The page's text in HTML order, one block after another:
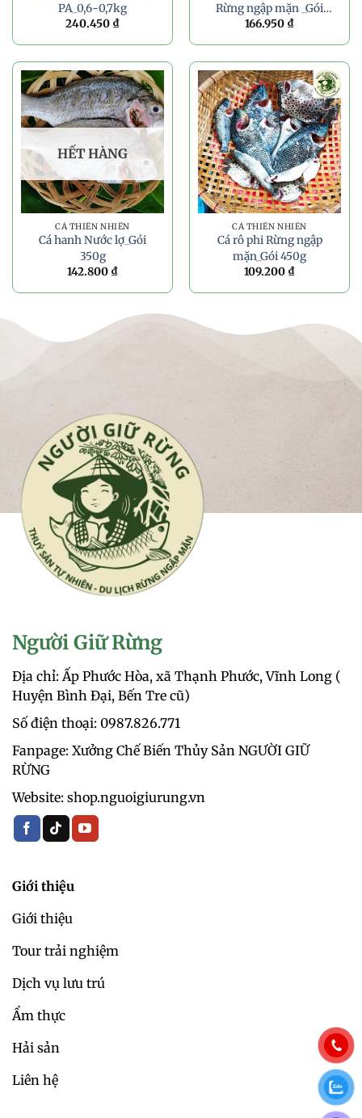
PA_0,6-0,7kg
240.450 ₫
Rừng ngập mặn _Gói
450g
166.950 ₫
HẾT HÀNG
CÁ THIÊN NHIÊN
Cá hanh Nước lợ_Gói
350g
142.800 ₫
CÁ THIÊN NHIÊN
Cá rô phi Rừng ngập
mặn_Gói 450g
109.200 ₫
Người Giữ Rừng
Địa chỉ: Ấp Phước Hòa, xã Thạnh Phước, Vĩnh Long (
Huyện Bình Đại, Bến Tre cũ)
Số điện thoại: 0987.826.771‬
Fanpage: Xưởng Chế Biến Thủy Sản NGƯỜI GIỮ
RỪNG
Website: shop.nguoigiurung.vn
Giới thiệu
Giới thiệu
Tour trải nghiệm
Dịch vụ lưu trú
Ẩm thực
Hải sản
Liên hệ